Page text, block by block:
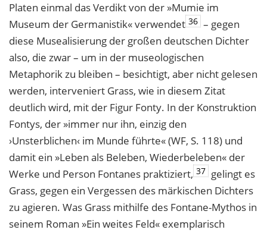
Platen einmal das Verdikt von der »Mumie im
Museum der Germanistik« verwendet 36 – gegen
diese Musealisierung der großen deutschen Dichter
also, die zwar – um in der museologischen
Metaphorik zu bleiben – besichtigt, aber nicht gelesen
werden, interveniert Grass, wie in diesem Zitat
deutlich wird, mit der Figur Fonty. In der Konstruktion
Fontys, der »immer nur ihn, einzig den
›Unsterblichen‹ im Munde führte« (WF, S. 118) und
damit ein »Leben als Beleben, Wiederbeleben« der
Werke und Person Fontanes praktiziert, 37 gelingt es
Grass, gegen ein Vergessen des märkischen Dichters
zu agieren. Was Grass mithilfe des Fontane-Mythos in
seinem Roman »Ein weites Feld« exemplarisch